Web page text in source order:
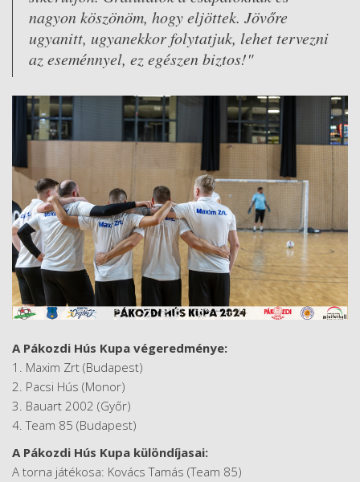
nagyon köszönöm, hogy eljöttek. Jövőre
ugyanitt, ugyanekkor folytatjuk, lehet tervezni
az eseménnyel, ez egészen biztos!"
A Pákozdi Hús Kupa végeredménye:
1. Maxim Zrt (Budapest)
2. Pacsi Hús (Monor)
3. Bauart 2002 (Győr)
4. Team 85 (Budapest)
A Pákozdi Hús Kupa különdíjasai:
A torna játékosa: Kovács Tamás (Team 85)